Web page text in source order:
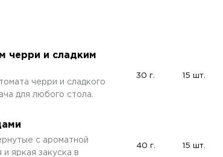
черри и сладким
черри и сладкого
для любого стола.
30 г. 15 шт.
с ароматной
яркая закуска в
40 г. 15 шт.